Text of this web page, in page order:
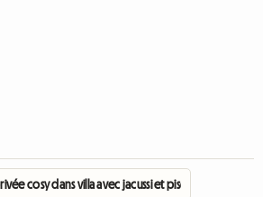
cosy dans villa avec jacussi et piscine